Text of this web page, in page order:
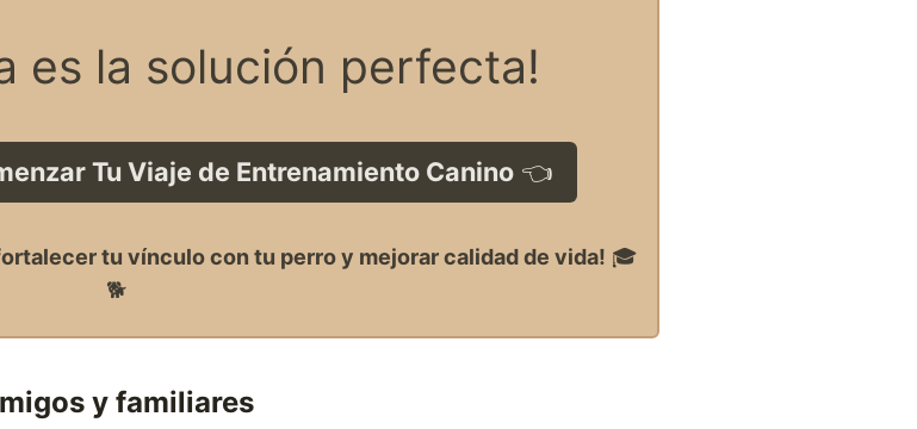
es la solución perfecta!
Tu Viaje de Entrenamiento Canino👈
tu vínculo con tu perro y mejorar calidad de vida! 🎓
🐕
y familiares